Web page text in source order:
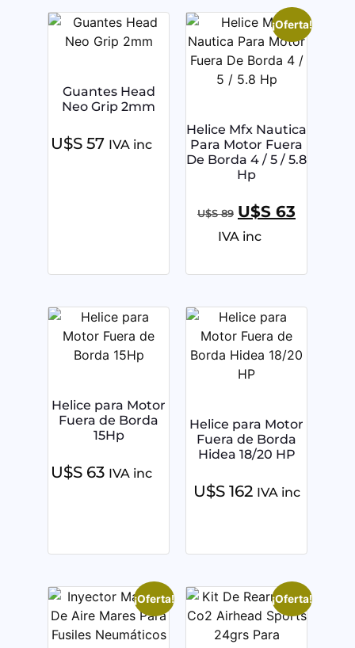
Guantes Head
Neo Grip 2mm
U$S 57 IVA inc
¡Oferta!
Helice Mfx Nautica
Para Motor Fuera
De Borda 4 / 5 / 5.8
Hp
U$S89 U$S 63
IVA inc
Helice para Motor
Fuera de Borda
15Hp
U$S 63 IVA inc
Helice para Motor
Fuera de Borda
Hidea 18/20 HP
U$S162 IVA inc
¡Oferta! ¡Oferta!